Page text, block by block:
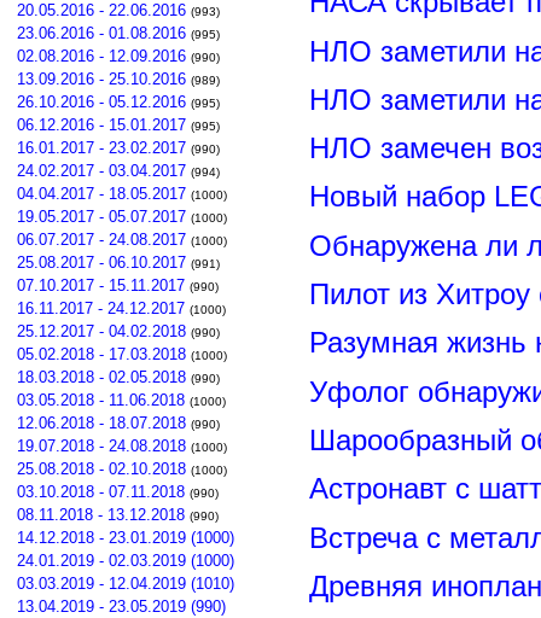
20.05.2016 - 22.06.2016 (993)
23.06.2016 - 01.08.2016 (995)
02.08.2016 - 12.09.2016 (990)
13.09.2016 - 25.10.2016 (989)
26.10.2016 - 05.12.2016 (995)
06.12.2016 - 15.01.2017 (995)
16.01.2017 - 23.02.2017 (990)
24.02.2017 - 03.04.2017 (994)
04.04.2017 - 18.05.2017 (1000)
19.05.2017 - 05.07.2017 (1000)
06.07.2017 - 24.08.2017 (1000)
25.08.2017 - 06.10.2017 (991)
07.10.2017 - 15.11.2017 (990)
16.11.2017 - 24.12.2017 (1000)
25.12.2017 - 04.02.2018 (990)
05.02.2018 - 17.03.2018 (1000)
18.03.2018 - 02.05.2018 (990)
03.05.2018 - 11.06.2018 (1000)
12.06.2018 - 18.07.2018 (990)
19.07.2018 - 24.08.2018 (1000)
25.08.2018 - 02.10.2018 (1000)
03.10.2018 - 07.11.2018 (990)
08.11.2018 - 13.12.2018 (990)
14.12.2018 - 23.01.2019 (1000)
24.01.2019 - 02.03.2019 (1000)
03.03.2019 - 12.04.2019 (1010)
13.04.2019 - 23.05.2019 (990)
НЛО заметили
НЛО заметили
НЛО замечен
Новый набор
Обнаружена ли
Пилот из
Разумная
Уфолог
Шарообразный
Астронавт с
Встреча с
Древняя